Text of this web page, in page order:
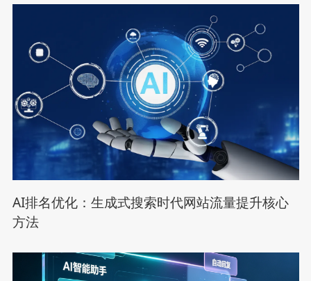
AI排名优化：生成式搜索时代网站流量提升核心
方法